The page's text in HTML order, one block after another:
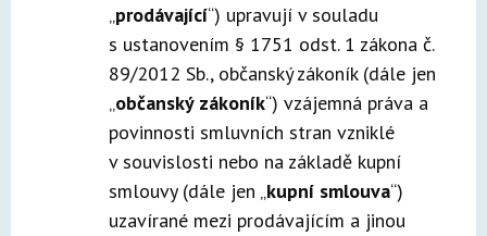
„prodávající“) upravují v souladu
s ustanovením § 1751 odst. 1 zákona č.
89/2012 Sb., občanský zákoník (dále jen
„občanský zákoník“) vzájemná práva a
povinnosti smluvních stran vzniklé
v souvislosti nebo na základě kupní
smlouvy (dále jen „kupní smlouva“)
uzavírané mezi prodávajícím a jinou